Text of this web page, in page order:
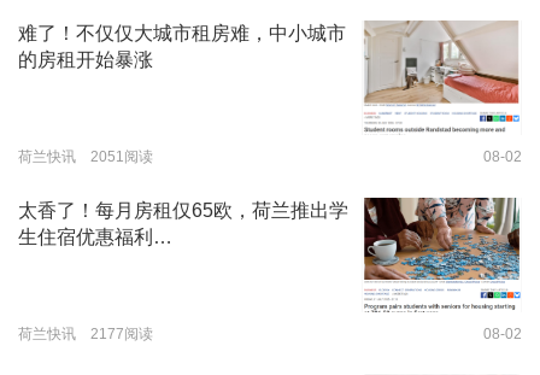
难了！不仅仅大城市租房难，中小城市
的房租开始暴涨
荷兰快讯 2051阅读 08-02
太香了！每月房租仅65欧，荷兰推出学
生住宿优惠福利…
荷兰快讯 2177阅读 08-02